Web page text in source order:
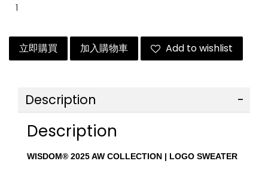
立即購買 加入購物車 Add to wishlist
Description
Description
WISDOM® 2025 AW COLLECTION | LOGO SWEATER